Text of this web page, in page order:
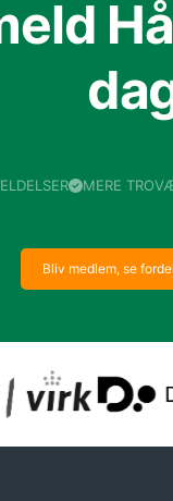
MERE
Bliv medlem, se